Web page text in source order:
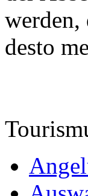
werden,
desto